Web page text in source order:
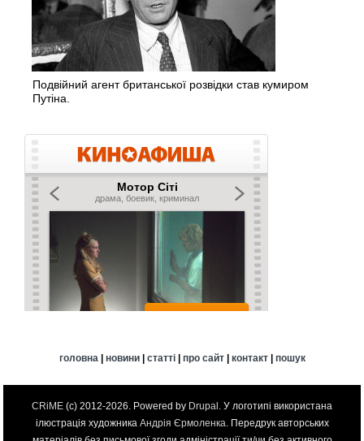
Подвійний агент британської розвідки став кумиром
Путіна.
головна | новини| статті| про сайт| контакт| пошук
CRiME (c) 2012-2026. Powered by Drupal . У логотипі використана
ілюстрація художника Андрія Єрмоленка . Передрук авторських